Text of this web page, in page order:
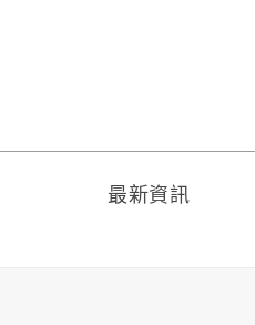
最新資訊